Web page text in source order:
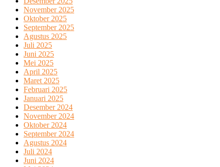
November 2025
Oktober 2025
September 2025
Agustus 2025
Juli 2025
Juni 2025
Mei 2025
April 2025
Maret 2025
Februari 2025
Januari 2025
Desember 2024
November 2024
Oktober 2024
September 2024
Agustus 2024
Juli 2024
Juni 2024